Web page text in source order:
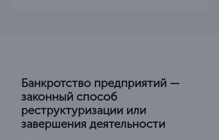
Банкротство предприятий —
законный способ
реструктуризации или
завершения деятельности